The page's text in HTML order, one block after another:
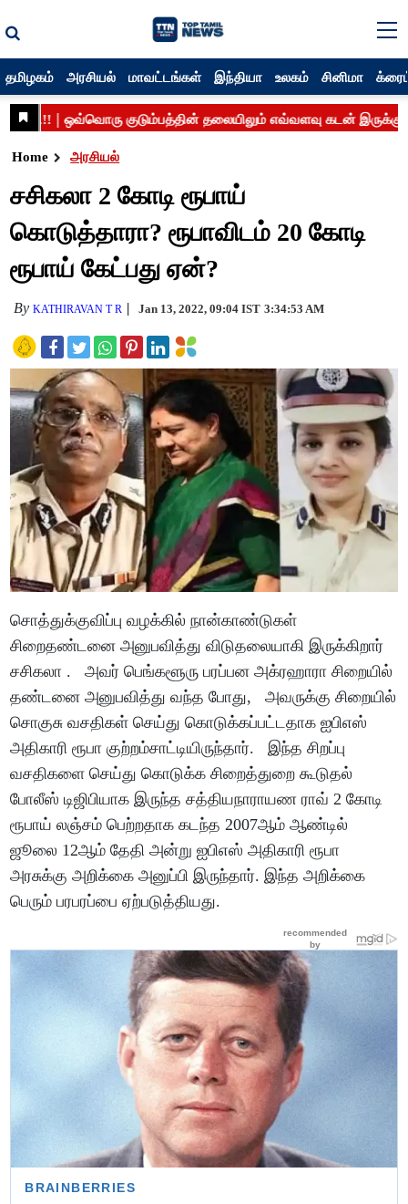
தமிழகம் அரசியல் மாவட்டங்கள் இந்தியா உலகம் சினிமா
Home அரசியல்
சசிகலா 2 கோடி ரூபாய்
கொடுத்தாரா? ரூபாவிடம் 20 கோடி
ரூபாய் கேட்பது ஏன்?
ByKATHIRAVAN T R Jan 13, 2022, 09:04 IST 3:34:53 AM
சொத்துக்குவிப்பு வழக்கில் நான்காண்டுகள்
சிறைதண்டனை அனுபவித்து விடுதலையாகி இருக்கிறார்
சசிகலா . அவர் பெங்களூரு பரப்பன அக்ரஹாரா சிறையில்
தண்டனை அனுபவித்து வந்த போது, அவருக்கு சிறையில்
சொகுசு வசதிகள் செய்து கொடுக்கப்பட்டதாக ஐபிஎஸ்
அதிகாரி ரூபா குற்றம்சாட்டியிருந்தார். இந்த சிறப்பு
வசதிகளை செய்து கொடுக்க சிறைத்துறை கூடுதல்
போலீஸ் டிஜிபியாக இருந்த சத்தியநாராயண ராவ் 2 கோடி
ரூபாய் லஞ்சம் பெற்றதாக கடந்த 2007ஆம் ஆண்டில்
ஜூலை 12ஆம் தேதி அன்று ஐபிஎஸ் அதிகாரி ரூபா
அரசுக்கு அறிக்கை அனுப்பி இருந்தார். இந்த அறிக்கை
பெரும் பரபரப்பை ஏற்படுத்தியது.